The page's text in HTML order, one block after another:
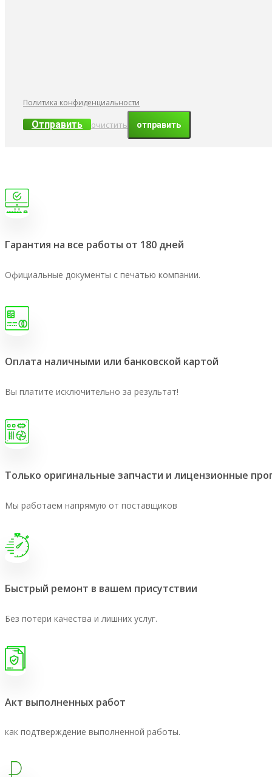
Политика конфиденциальности
Отправить очистить
Гарантия на все работы от 180 дней
Официальные документы с печатью компании.
Оплата наличными или банковской картой
Вы платите исключительно за результат!
Только оригинальные запчасти и лицензионные
Мы работаем напрямую от поставщиков
Быстрый ремонт в вашем присутствии
Без потери качества и лишних услуг.
Акт выполненных работ
как подтверждение выполненной работы.